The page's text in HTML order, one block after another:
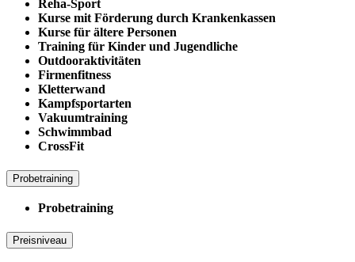
Reha-Sport
Kurse mit Förderung durch Krankenkassen
Kurse für ältere Personen
Training für Kinder und Jugendliche
Outdooraktivitäten
Firmenfitness
Kletterwand
Kampfsportarten
Vakuumtraining
Schwimmbad
CrossFit
Probetraining
Probetraining
Preisniveau